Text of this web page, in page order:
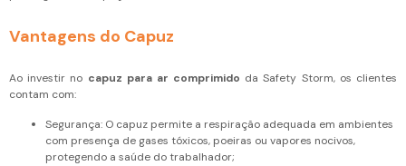
Vantagens do Capuz
Ao investir no capuz para ar comprimido da Safety Storm, os clientes
contam com:
Segurança: O capuz permite a respiração adequada em ambientes
com presença de gases tóxicos, poeiras ou vapores nocivos,
protegendo a saúde do trabalhador;